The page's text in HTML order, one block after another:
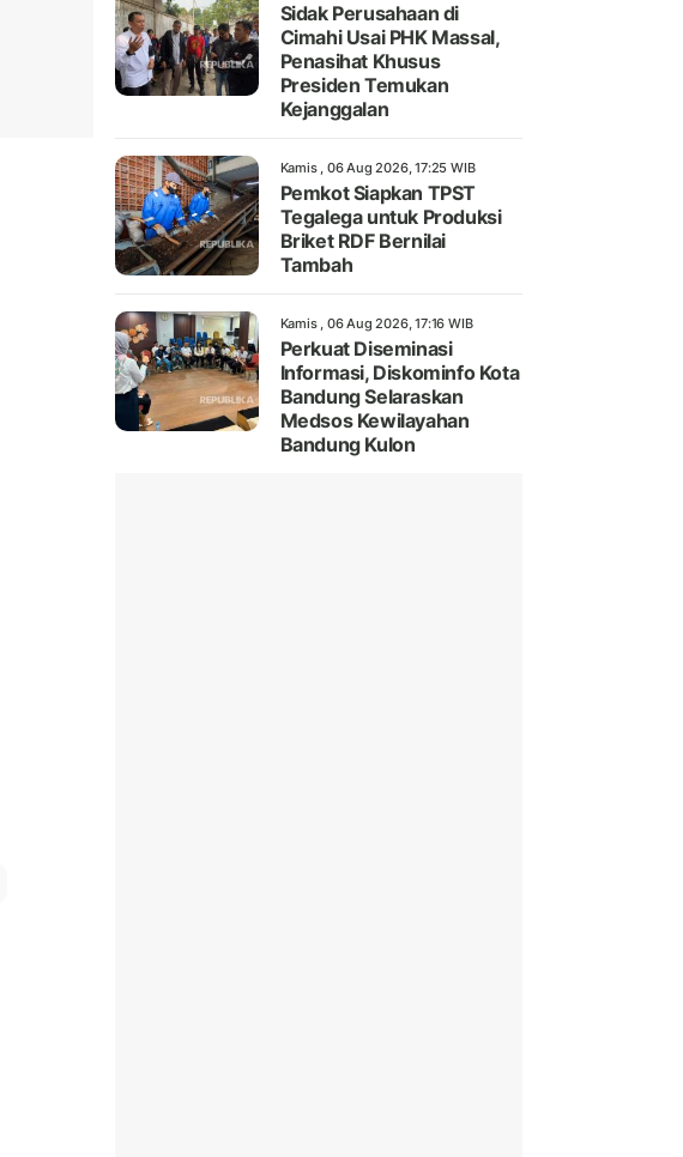
Sidak Perusahaan di
Cimahi Usai PHK Massal,
Penasihat Khusus
Presiden Temukan
Kejanggalan
Kamis , 06 Aug 2026, 17:25 WIB
Pemkot Siapkan TPST
Tegalega untuk Produksi
Briket RDF Bernilai
Tambah
Kamis , 06 Aug 2026, 17:16 WIB
Perkuat Diseminasi
Informasi, Diskominfo Kota
Bandung Selaraskan
Medsos Kewilayahan
Bandung Kulon